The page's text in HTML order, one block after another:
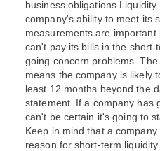
business
company's ability to meet its
measurements are
can't pay its bills in the
going concern problems.
means the company is likely
least 12 months beyond the
statement. If a company has
can't be certain it's going to
Keep in mind that a
reason for short-term